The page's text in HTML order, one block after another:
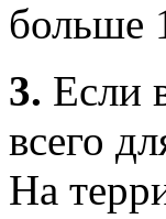
больше
3. Если
всего
На